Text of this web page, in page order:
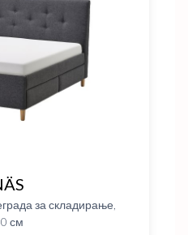
за складирање,
см